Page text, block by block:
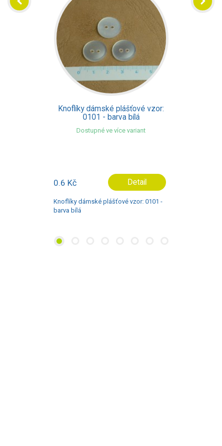
plášťové vzor:
Detail
plášťové vzor: 0101 -